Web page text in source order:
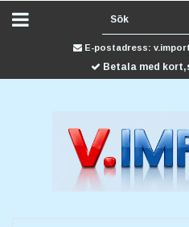
E-postadress:
Betala med